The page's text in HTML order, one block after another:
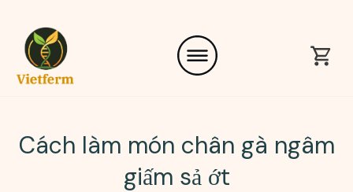
Cách làm món chân gà ngâm
giấm sả ớt